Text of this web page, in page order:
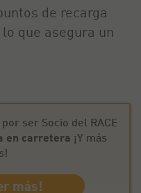
de recarga
que asegura un
por ser Socio del RACE
en carretera ¡Y más
más!